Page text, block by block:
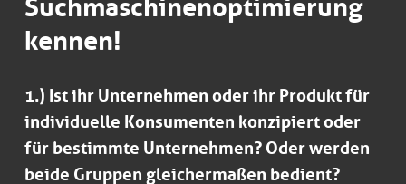
Suchmaschinenoptimierung
kennen!
1.) Ist ihr Unternehmen oder ihr Produkt für
individuelle Konsumenten konzipiert oder
für bestimmte Unternehmen? Oder werden
beide Gruppen gleichermaßen bedient?